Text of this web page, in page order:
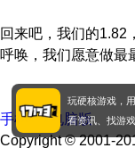
回来吧，我们的1.82
呼唤，我们愿意做最
手机版|电脑版
Copyright © 2001-
玩硬核游戏，
看资讯、找游